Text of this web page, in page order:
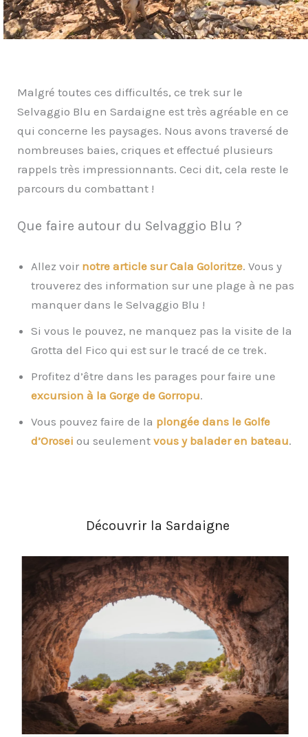
Malgré toutes ces difficultés, ce trek sur le
Selvaggio Blu en Sardaigne est très agréable en ce
qui concerne les paysages. Nous avons traversé de
nombreuses baies, criques et effectué plusieurs
rappels très impressionnants. Ceci dit, cela reste le
parcours du combattant !
Que faire autour du Selvaggio Blu ?
Allez voir notre article sur Cala Goloritze. Vous y
trouverez des information sur une plage à ne pas
manquer dans le Selvaggio Blu !
Si vous le pouvez, ne manquez pas la visite de la
Grotta del Fico qui est sur le tracé de ce trek.
Profitez d’être dans les parages pour faire une
excursion à la Gorge de Gorropu.
Vous pouvez faire de la plongée dans le Golfe
d’Orosei ou seulement vous y balader en bateau.
Découvrir la Sardaigne